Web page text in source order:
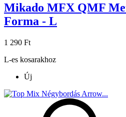
Mikado MFX QMF
Forma - L
1 290 Ft
L-es kosarakhoz
Új